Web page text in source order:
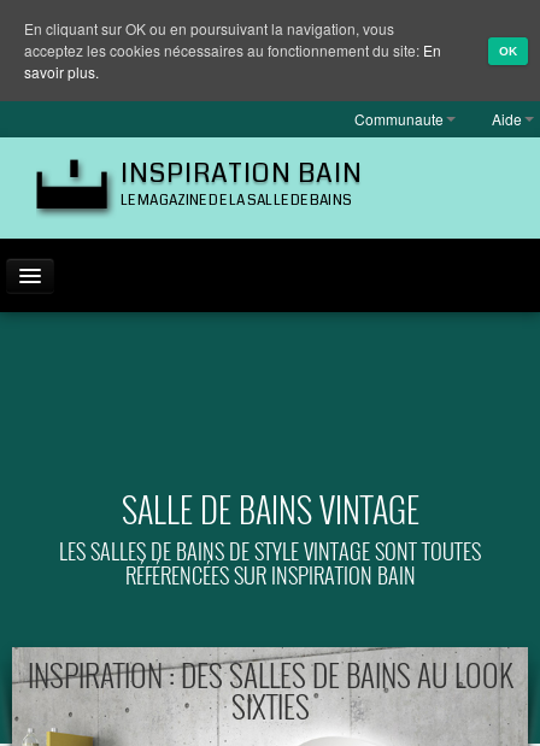
Communaute Aide
INSPIRATION BAIN
LE MAGAZINE DE LA SALLE DE BAINS
SALLE DE BAINS VINTAGE
LES SALLES DE BAINS DE STYLE VINTAGE SONT TOUTES
RÉFÉRENCÉES SUR INSPIRATION BAIN
INSPIRATION : DES SALLES DE BAINS AU LOOK
SIXTIES
En cliquant sur OK ou en poursuivant la navigation, vous
acceptez les cookies nécessaires au fonctionnement du site: En
savoir plus.
OK